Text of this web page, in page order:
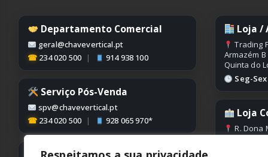
Departamento Comercial
geral@chavevertical.pt
☎ 234 020 500 | 914 938 100
Serviço Pós-Venda
spv@chavevertical.pt
☎ 234 020 500 | 928 065 970*
Loja /
Trading
Armazém B
Quinta do
Seg-
Loja
R. Dona